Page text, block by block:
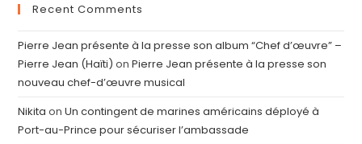
Recent Comments
Pierre Jean présente à la presse son album “Chef d’œuvre” –
Pierre Jean (Haïti) onPierre Jean présente à la presse son
nouveau chef-d’œuvre musical
Nikita onUn contingent de marines américains déployé à
Port-au-Prince pour sécuriser l’ambassade